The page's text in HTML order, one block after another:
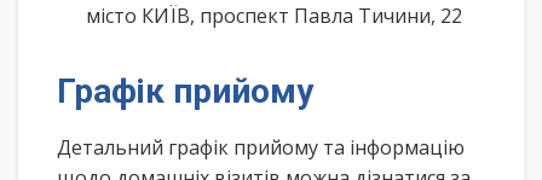
місто КИЇВ, проспект Павла Тичини, 22
Графік прийому
Детальний графік прийому та інформацію